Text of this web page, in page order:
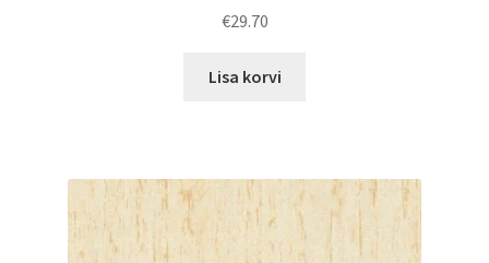
€29.70
Lisa korvi